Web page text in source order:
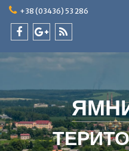
Skip
content
+38 (03436) 53 286
plus